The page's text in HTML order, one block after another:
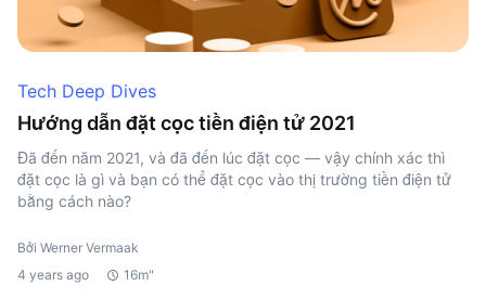
Tech Deep Dives
Hướng dẫn đặt cọc tiền điện tử 2021
Đã đến năm 2021, và đã đến lúc đặt cọc — vậy chính xác thì
đặt cọc là gì và bạn có thể đặt cọc vào thị trường tiền điện tử
bằng cách nào?
Bởi Werner Vermaak
4 years ago
16m"